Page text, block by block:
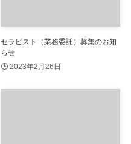
セラピスト（業務委託）募集のお知
らせ
2023年2月26日